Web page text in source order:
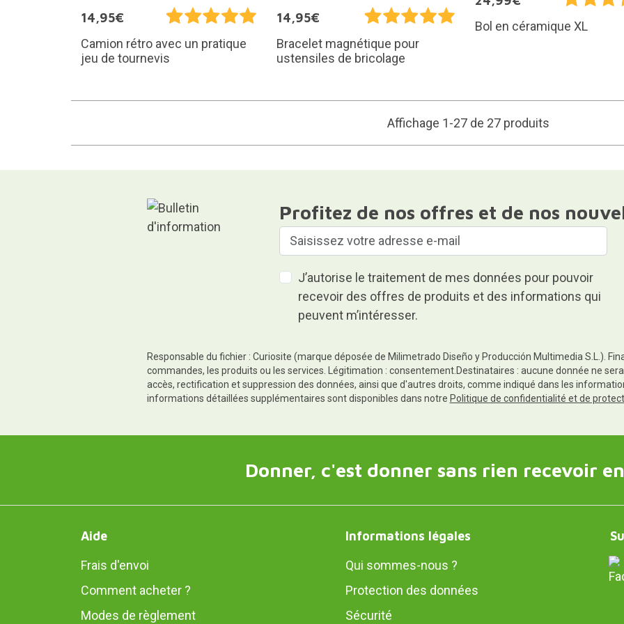
14,95€
Camion rétro avec un pratique
jeu de tournevis
14,95€
Bracelet magnétique pour
ustensiles de bricolage
Bol en céramique XL
Affichage 1-27 de 27 produits
Profitez de nos offres et de nos
J’autorise le traitement de mes données pour pouvoir
recevoir des offres de produits et des informations qui
peuvent m’intéresser.
Responsable du fichier : Curiosite (marque déposée de Milimetrado Diseño y Producción Multimedia S.L.).
commandes, les produits ou les services. Légitimation : consentement.Destinataires : aucune donnée ne
accès, rectification et suppression des données, ainsi que d'autres droits, comme indiqué dans les
informations détaillées supplémentaires sont disponibles dans notre Politique de confidentialité et de
Donner, c'est donner sans rien recevoir
Aide
Frais d'envoi
Comment acheter ?
Modes de règlement
Informations légales
Qui sommes-nous ?
Protection des données
Sécurité